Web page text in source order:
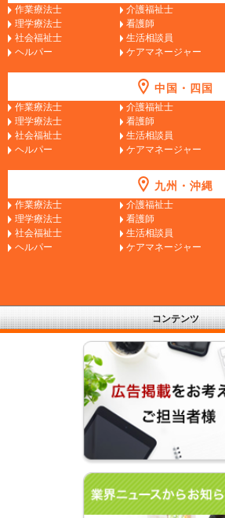
作業療法士 介護福祉士
理学療法士
看護師
社会福祉士
生活相談員
ヘルパー
ケアマネージャー
中国・四国
作業療法士 介護福祉士
理学療法士
看護師
社会福祉士
生活相談員
ヘルパー
ケアマネージャー
九州・沖縄
作業療法士 介護福祉士
理学療法士
看護師
社会福祉士
生活相談員
ヘルパー
ケアマネージャー
コンテンツ